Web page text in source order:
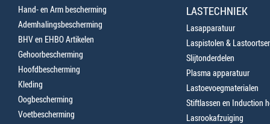
Hand- en Arm bescherming
Ademhalingsbescherming
BHV en EHBO Artikelen
Gehoorbescherming
Hoofdbescherming
Kleding
Oogbescherming
Voetbescherming
LASTECHNIEK
Lasapparatuur
Laspistolen &
Slijtonderdelen
Plasma apparatuur
Lastoevoegmaterialen
Stiftlassen en Induction
Lasrookafzuiging